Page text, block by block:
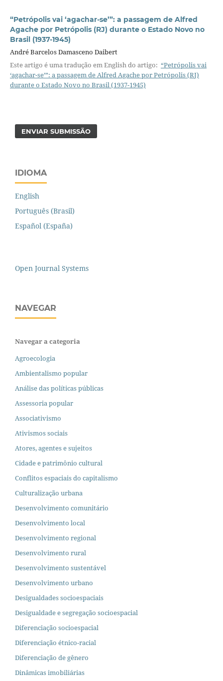
“Petrópolis vai ‘agachar-se’”: a passagem de Alfred
Agache por Petrópolis (RJ) durante o Estado Novo no
Brasil (1937-1945)
André Barcelos Damasceno Daibert
Este artigo é uma tradução em English do artigo: “Petrópolis vai
‘agachar-se’”: a passagem de Alfred Agache por Petrópolis (RJ)
durante o Estado Novo no Brasil (1937-1945)
ENVIAR SUBMISSÃO
IDIOMA
English
Português (Brasil)
Español (España)
Open Journal Systems
NAVEGAR
Navegar a categoria
Agroecologia
Ambientalismo popular
Análise das políticas públicas
Assessoria popular
Associativismo
Ativismos sociais
Atores, agentes e sujeitos
Cidade e patrimônio cultural
Conflitos espaciais do capitalismo
Culturalização urbana
Desenvolvimento comunitário
Desenvolvimento local
Desenvolvimento regional
Desenvolvimento rural
Desenvolvimento sustentável
Desenvolvimento urbano
Desigualdades socioespaciais
Desigualdade e segregação socioespacial
Diferenciação socioespacial
Diferenciação étnico-racial
Diferenciação de gênero
Dinâmicas imobiliárias